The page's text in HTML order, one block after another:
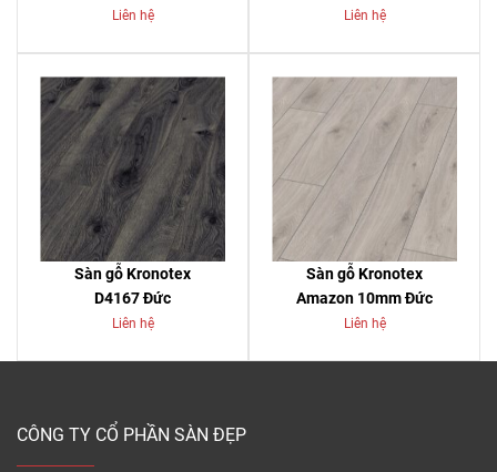
Liên hệ Liên hệ
Sàn gỗ Kronotex
D4167 Đức
Liên hệ
Sàn gỗ Kronotex
Amazon 10mm Đức
Liên hệ
CÔNG TY CỔ PHẦN SÀN ĐẸP